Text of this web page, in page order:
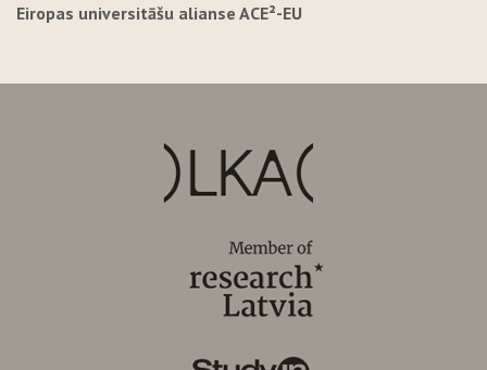
Eiropas universitāšu alianse ACE²-EU